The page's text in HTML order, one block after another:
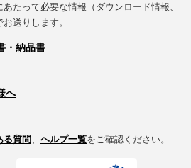
たって必要な情報（ダウンロード情報、
送りします。
・納品書
へ
る質問 ヘルプ一覧をご確認ください。